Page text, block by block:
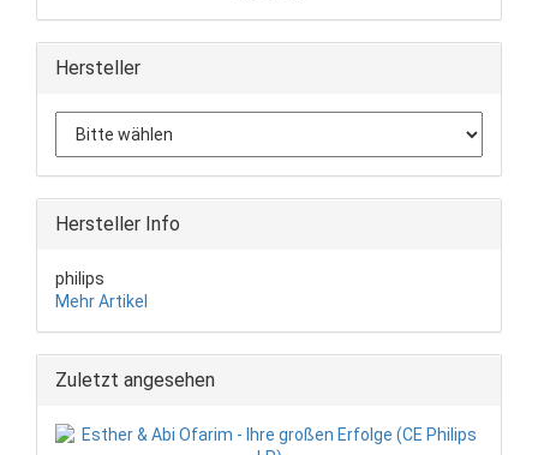
Hersteller
Hersteller Info
philips
Mehr Artikel
Zuletzt angesehen